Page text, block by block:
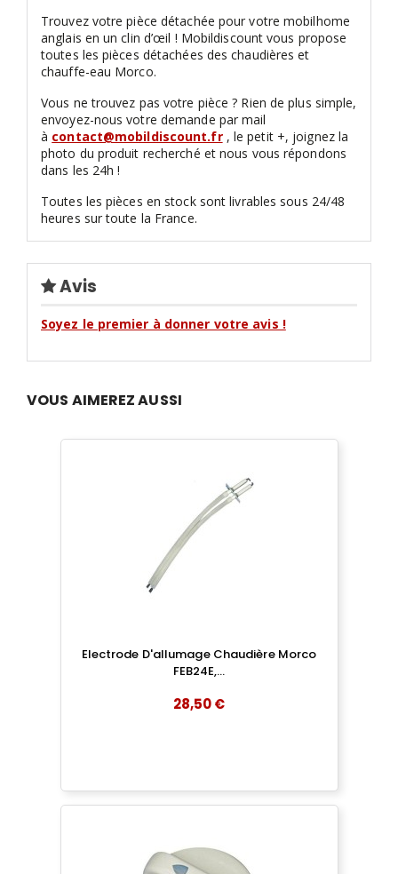
Trouvez votre pièce détachée pour votre mobilhome
anglais en un clin d’œil ! Mobildiscount vous propose
toutes les pièces détachées des chaudières et
chauffe-eau Morco.
Vous ne trouvez pas votre pièce ? Rien de plus simple,
envoyez-nous votre demande par mail
à contact@mobildiscount.fr, le petit +, joignez la
photo du produit recherché et nous vous répondons
dans les 24h !
Toutes les pièces en stock sont livrables sous 24/48
heures sur toute la France.
Avis
Soyez le premier à donner votre avis !
VOUS AIMEREZ AUSSI
Electrode D'allumage Chaudière Morco
FEB24E,...
28,50 €